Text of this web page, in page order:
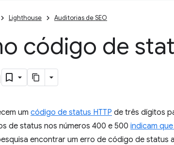
Lighthouse Auditorias de SEO
código de
um código de status HTTP de três dígitos
de status nos números 400 e 500 indicam
encontrar um erro de código de status